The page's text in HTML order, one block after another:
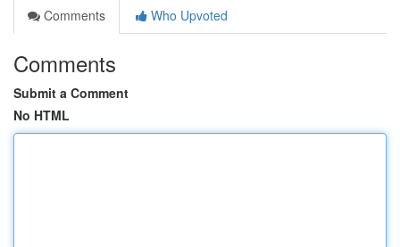
Comments
Who Upvoted
Comments
Submit a Comment
No HTML